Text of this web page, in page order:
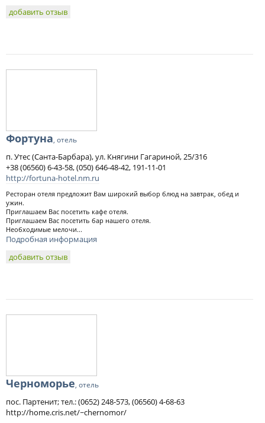
добавить отзыв
Фортуна, отель
п. Утес (Санта-Барбара), ул. Княгини Гагариной, 25/316
+38 (06560) 6-43-58, (050) 646-48-42, 191-11-01
http://fortuna-hotel.nm.ru
Ресторан отеля предложит Вам широкий выбор блюд на завтрак, обед и
ужин.
Приглашаем Вас посетить кафе отеля.
Приглашаем Вас посетить бар нашего отеля.
Необходимые мелочи...
Подробная информация
добавить отзыв
Черноморье, отель
пос. Партенит; тел.: (0652) 248-573, (06560) 4-68-63
http://home.cris.net/~chernomor/